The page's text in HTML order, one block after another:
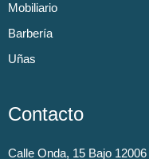
Mobiliario
Barbería
Uñas
Contacto
Calle Onda, 15 Bajo